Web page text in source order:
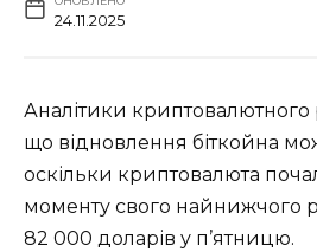
24.11.2025
Аналітики криптовалютного
що відновлення біткойна
оскільки криптовалюта
моменту свого найнижчого
82 000 доларів у п’ятницю.